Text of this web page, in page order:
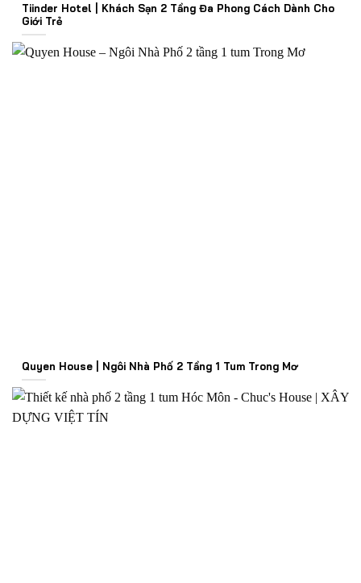
Tiinder Hotel | Khách Sạn 2 Tầng Đa Phong Cách Dành Cho
Giới Trẻ
Quyen House | Ngôi Nhà Phố 2 Tầng 1 Tum Trong Mơ